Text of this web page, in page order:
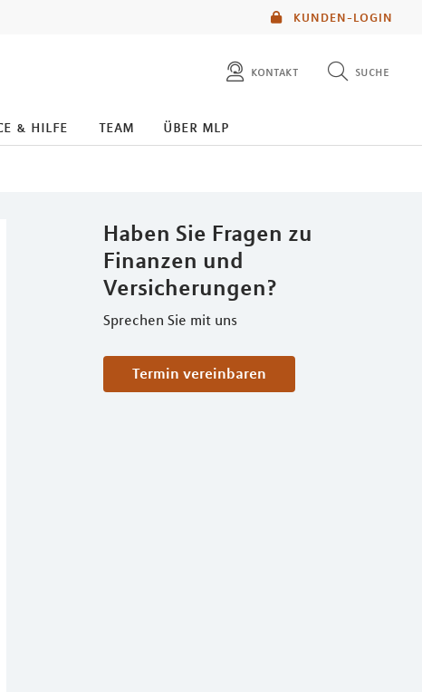
KUNDEN-LOGIN
kontakt suche
diese website durchsuchen
& hilfe team über mlp
Haben Sie Fragen zu
Finanzen und
Versicherungen?
Sprechen Sie mit uns
Termin vereinbaren